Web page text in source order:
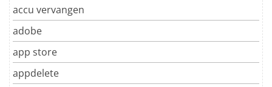
accu vervangen
adobe
app store
appdelete